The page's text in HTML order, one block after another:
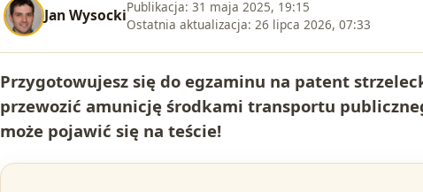
Jan WysockiPublikacja: 31 maja 2025, 19:15
Ostatnia aktualizacja: 26 lipca 2026, 07:33
Przygotowujesz się do egzaminu na patent
przewozić amunicję środkami transportu
może pojawić się na teście!